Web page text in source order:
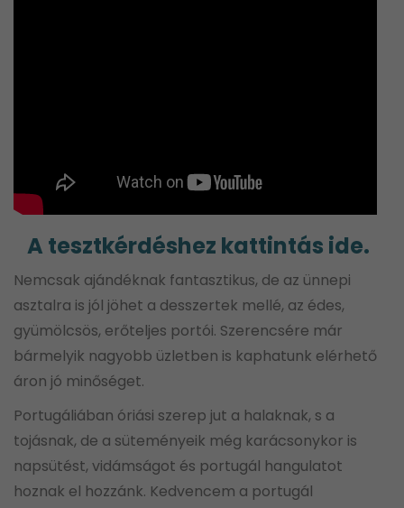
A tesztkérdéshez kattintás ide.
Nemcsak ajándéknak fantasztikus, de az ünnepi
asztalra is jól jöhet a desszertek mellé, az édes,
gyümölcsös, erőteljes portói. Szerencsére már
bármelyik nagyobb üzletben is kaphatunk elérhető
áron jó minőséget.
Portugáliában óriási szerep jut a halaknak, s a
tojásnak, de a süteményeik még karácsonykor is
napsütést, vidámságot és portugál hangulatot
hoznak el hozzánk. Kedvencem a portugál